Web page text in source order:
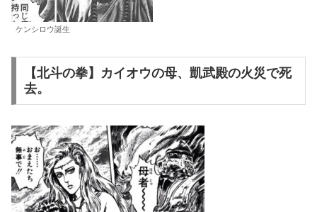
ケンシロウ誕生
【北斗の拳】カイオウの母、凱武殿の火災で死
去。